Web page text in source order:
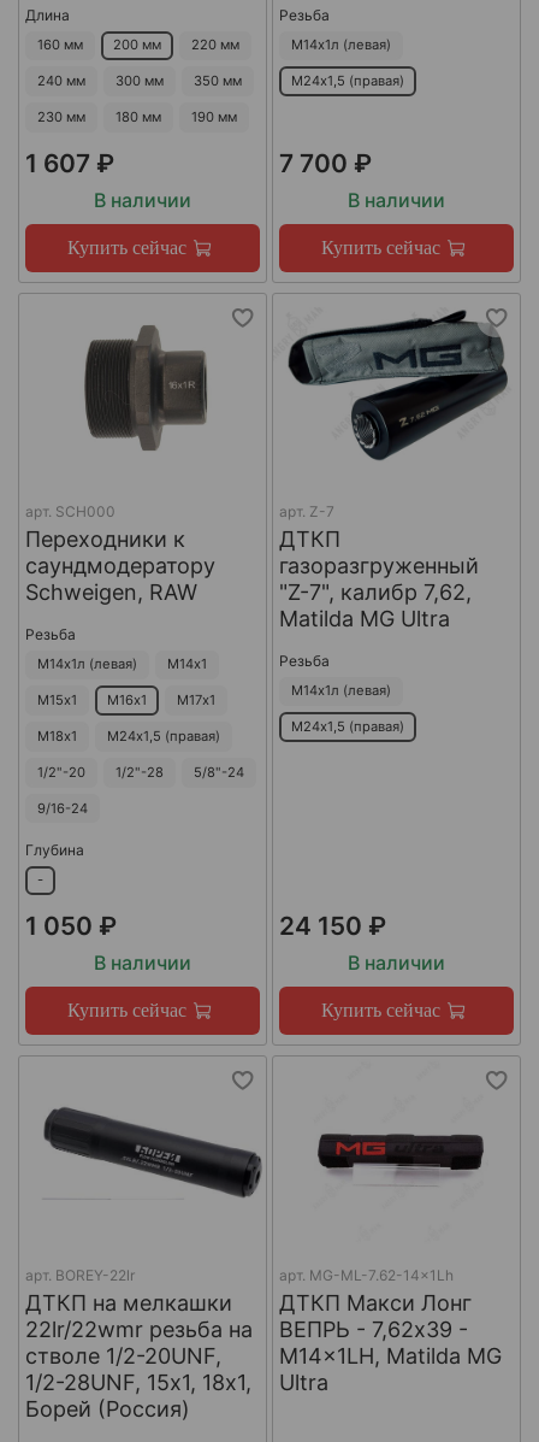
Длина
160 мм 200 мм 220 мм
240 мм 300 мм 350 мм
230 мм 180 мм 190 мм
1 607 ₽
В наличии
Купить сейчас
Резьба
М14х1л (левая)
М24х1,5 (правая)
7 700 ₽
В наличии
Купить сейчас
арт. SCH000
Переходники к
саундмодератору
Schweigen, RAW
Резьба
М14х1л (левая) М14х1
М15х1 М16х1 М17х1
М18х1 М24х1,5 (правая)
1/2"-20 1/2"-28 5/8"-24
9/16-24
Глубина
-
1 050 ₽
В наличии
Купить сейчас
арт. Z-7
ДТКП
газоразгруженный
"Z-7", калибр 7,62,
Matilda MG Ultra
Резьба
М14х1л (левая)
М24х1,5 (правая)
24 150 ₽
В наличии
Купить сейчас
арт. BOREY-22lr
ДТКП на мелкашки
22lr/22wmr резьба на
стволе 1/2-20UNF,
1/2-28UNF, 15х1, 18х1,
Борей (Россия)
арт. MG-ML-7.62-14x1Lh
ДТКП Макси Лонг
ВЕПРЬ - 7,62x39 -
M14x1LH, Matilda MG
Ultra